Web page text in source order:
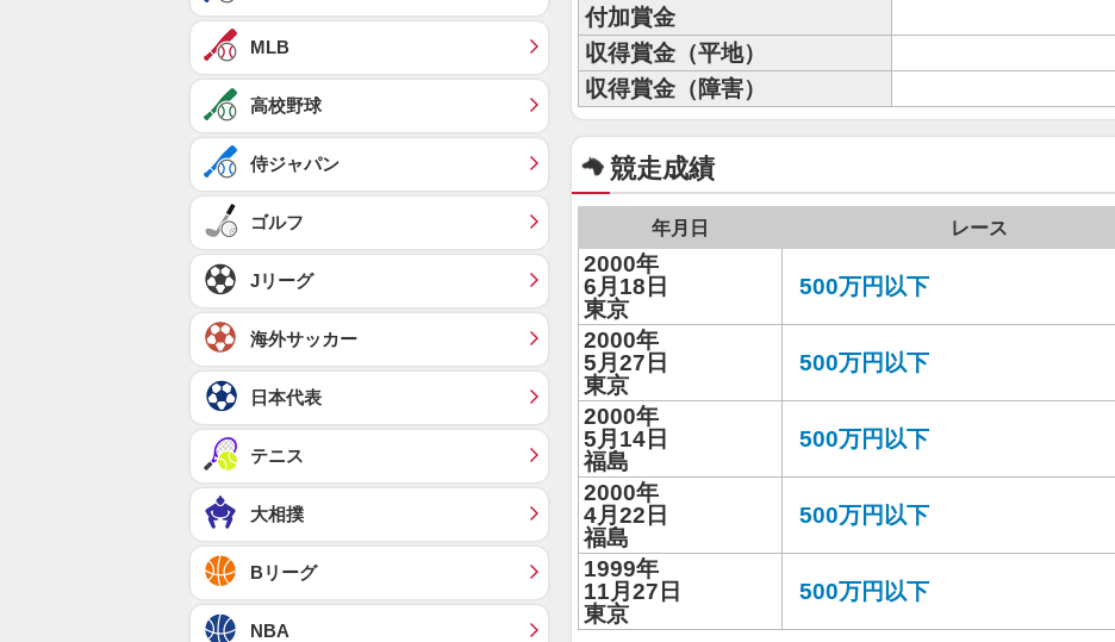
付加賞金
収得賞金（平地）
収得賞金（障害）
競走成績
年月日 レース
2000年
6月18日
東京
500万円以下
2000年
5月27日
東京
500万円以下
2000年
5月14日
福島
500万円以下
2000年
4月22日
福島
500万円以下
1999年
11月27日
東京
500万円以下
MLB
高校野球
侍ジャパン
ゴルフ
Jリーグ
海外サッカー
日本代表
テニス
大相撲
Bリーグ
NBA